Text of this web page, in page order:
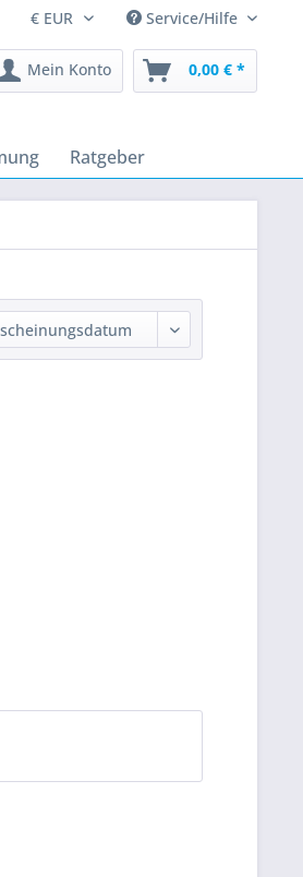
Service/Hilfe
Mein Konto 0,00 € *
Ratgeber